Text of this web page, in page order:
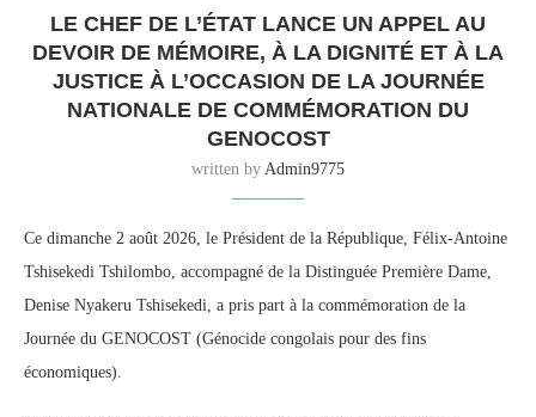
LE CHEF DE L’ÉTAT LANCE UN APPEL AU
DEVOIR DE MÉMOIRE, À LA DIGNITÉ ET À LA
JUSTICE À L’OCCASION DE LA JOURNÉE
NATIONALE DE COMMÉMORATION DU
GENOCOST
written by Admin9775
Ce dimanche 2 août 2026, le Président de la République, Félix-Antoine
Tshisekedi Tshilombo, accompagné de la Distinguée Première Dame,
Denise Nyakeru Tshisekedi, a pris part à la commémoration de la
Journée du GENOCOST (Génocide congolais pour des fins
économiques).